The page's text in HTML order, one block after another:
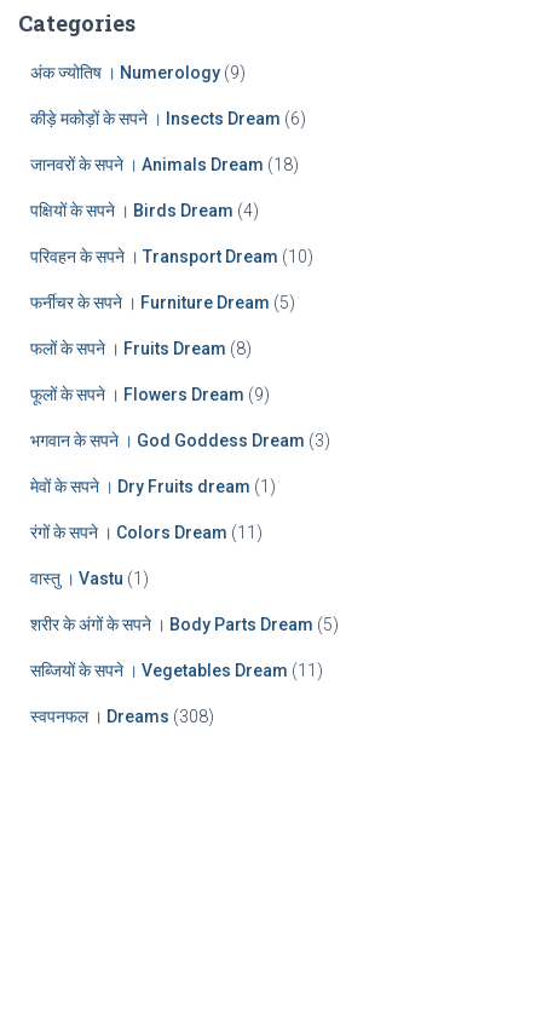
h
Categories
अंक ज्योतिष । Numerology (9)
कीड़े मकोड़ों के सपने । Insects Dream (6)
जानवरों के सपने । Animals Dream (18)
पक्षियों के सपने । Birds Dream (4)
परिवहन के सपने । Transport Dream (10)
फर्नीचर के सपने । Furniture Dream (5)
फलों के सपने । Fruits Dream (8)
फूलों के सपने । Flowers Dream (9)
भगवान के सपने । God Goddess Dream (3)
मेवों के सपने । Dry Fruits dream (1)
रंगों के सपने । Colors Dream (11)
वास्तु । Vastu (1)
शरीर के अंगों के सपने । Body Parts Dream (5)
सब्जियों के सपने । Vegetables Dream (11)
स्वपनफल । Dreams (308)